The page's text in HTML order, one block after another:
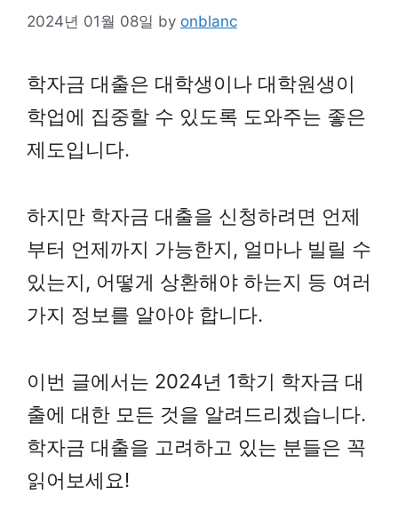
2024년 01월 08일 by onblanc
학자금 대출은 대학생이나 대학원생이
학업에 집중할 수 있도록 도와주는 좋은
제도입니다.
하지만 학자금 대출을 신청하려면 언제
부터 언제까지 가능한지, 얼마나 빌릴 수
있는지, 어떻게 상환해야 하는지 등 여러
가지 정보를 알아야 합니다.
이번 글에서는 2024년 1학기 학자금 대
출에 대한 모든 것을 알려드리겠습니다.
학자금 대출을 고려하고 있는 분들은 꼭
읽어보세요!